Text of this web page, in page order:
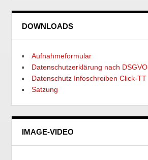
DOWNLOADS
Aufnahmeformular
Datenschutzerklärung nach DSGVO
Datenschutz Infoschreiben Click-TT
Satzung
IMAGE-VIDEO